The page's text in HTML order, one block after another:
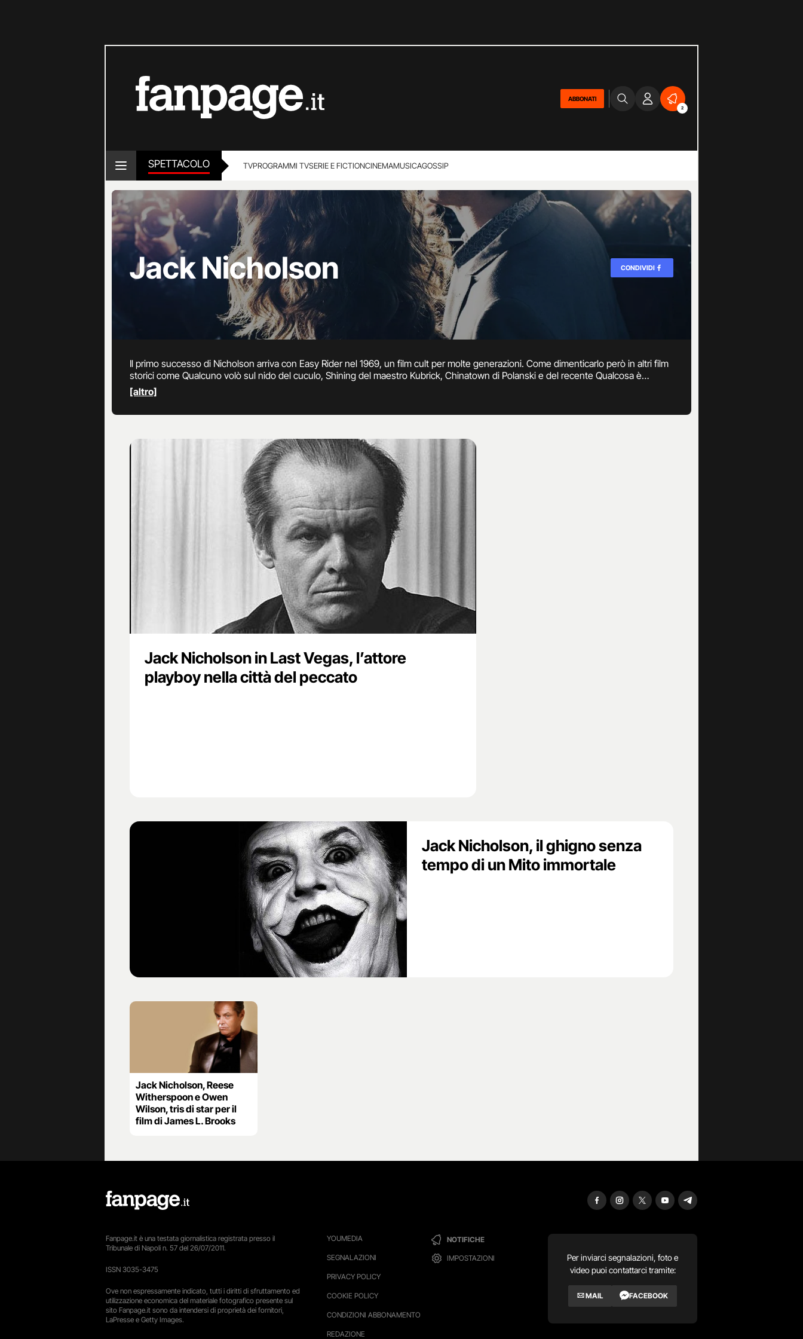
ABBONATI
2
SPETTACOLO TVPROGRAMMI TVSERIE E FICTIONCINEMAMUSICAGOSSIP
Jack Nicholson CONDIVIDI
Il primo successo di Nicholson arriva con Easy Rider nel 1969, un film cult per molte generazioni. Come dimenticarlo però in altri film
storici come Qualcuno volò sul nido del cuculo, Shining del maestro Kubrick, Chinatown di Polanski e del recente Qualcosa è
cambiato. Tre Oscar all’attivo e una carriera che non stenta a fermarsi.
[altro]
Jack Nicholson in Last Vegas, l’attore
playboy nella città del peccato
Jack Nicholson, il ghigno senza
tempo di un Mito immortale
Jack Nicholson, Reese
Witherspoon e Owen
Wilson, tris di star per il
film di James L. Brooks
YOUMEDIA
SEGNALAZIONI
PRIVACY POLICY
COOKIE POLICY
CONDIZIONI ABBONAMENTO
REDAZIONE
NOTIFICHE
IMPOSTAZIONI
Per inviarci segnalazioni, foto e
video puoi contattarci tramite:
MAIL FACEBOOK
Fanpage.it è una testata giornalistica registrata presso il
Tribunale di Napoli n. 57 del 26/07/2011.
ISSN 3035-3475
Ove non espressamente indicato, tutti i diritti di sfruttamento ed
utilizzazione economica del materiale fotografico presente sul
sito Fanpage.it sono da intendersi di proprietà dei fornitori,
LaPresse e Getty Images.